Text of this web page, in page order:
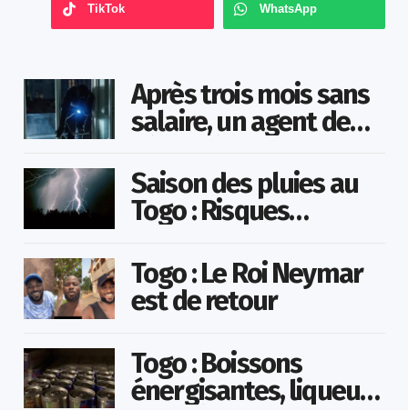
TikTok WhatsApp
Après trois mois sans
salaire, un agent de
mairie qu’il surveillait
Saison des pluies au
Togo : Risques
dans le nord
Togo : Le Roi Neymar
est de retour
Togo : Boissons
énergisantes, liqueurs